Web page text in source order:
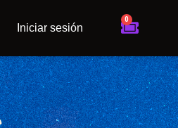
Iniciar sesión
0
Cart